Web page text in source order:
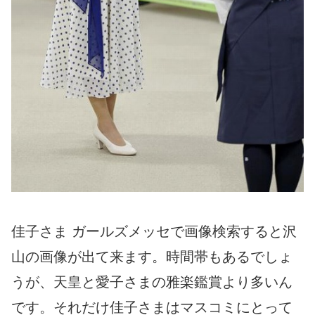
佳子さま ガールズメッセで画像検索すると沢
山の画像が出て来ます。時間帯もあるでしょ
うが、天皇と愛子さまの雅楽鑑賞より多いん
です。それだけ佳子さまはマスコミにとって